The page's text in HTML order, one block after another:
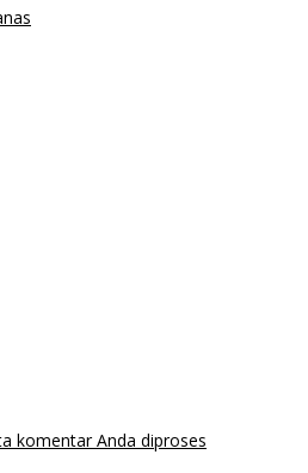
komentar Anda diproses